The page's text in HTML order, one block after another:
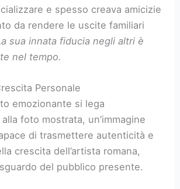
e spesso creava amicizie
da rendere le uscite familiari
sua innata fiducia negli altri è
nel tempo.
Personale
emozionante si lega
foto mostrata, un’immagine
di trasmettere autenticità e
crescita dell’artista romana,
del pubblico presente.